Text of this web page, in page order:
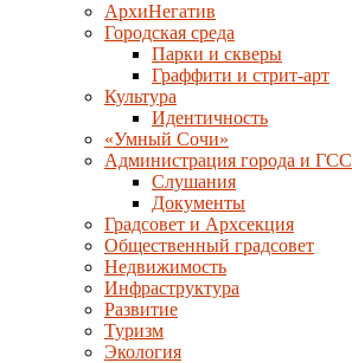
АрхиНегатив
Городская среда
Парки и скверы
Граффити и стрит-арт
Культура
Идентичность
«Умный Сочи»
Администрация города и ГСС
Слушания
Документы
Градсовет и Архсекция
Общественный градсовет
Недвижимость
Инфраструктура
Развитие
Туризм
Экология